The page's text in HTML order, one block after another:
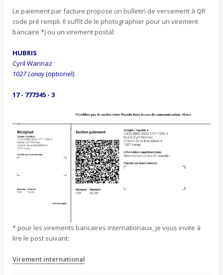
Le paiement par facture propose un bulletin de versement à QR
code pré rempli. Il suffit de le photographier pour un virement
bancaire *) ou un virement postal:
HUBRIS
Cyril Wannaz
1027 Lonay(optionel)
17 - 777345 - 3
* pour les virements bancaires internationaux, je vous invite à
lire le post suivant:
Virement international